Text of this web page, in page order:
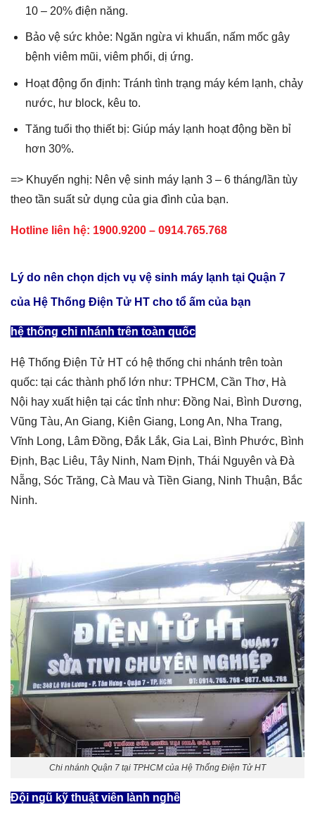
10 – 20% điện năng.
Bảo vệ sức khỏe: Ngăn ngừa vi khuẩn, nấm mốc gây
bệnh viêm mũi, viêm phổi, dị ứng.
Hoạt động ổn định: Tránh tình trạng máy kém lạnh, chảy
nước, hư block, kêu to.
Tăng tuổi thọ thiết bị: Giúp máy lạnh hoạt động bền bỉ
hơn 30%.
=> Khuyến nghị: Nên vệ sinh máy lạnh 3 – 6 tháng/lần tùy
theo tần suất sử dụng của gia đình của bạn.
Hotline liên hệ: 1900.9200 – 0914.765.768
Lý do nên chọn dịch vụ vệ sinh máy lạnh tại Quận 7
của Hệ Thống Điện Tử HT cho tổ ấm của bạn
hệ thống chi nhánh trên toàn quốc
Hệ Thống Điện Tử HT có hệ thống chi nhánh trên toàn
quốc: tại các thành phố lớn như: TPHCM, Cần Thơ, Hà
Nội hay xuất hiện tại các tỉnh như: Đồng Nai, Bình Dương,
Vũng Tàu, An Giang, Kiên Giang, Long An, Nha Trang,
Vĩnh Long, Lâm Đồng, Đắk Lắk, Gia Lai, Bình Phước, Bình
Định, Bạc Liêu, Tây Ninh, Nam Định, Thái Nguyên và Đà
Nẵng, Sóc Trăng, Cà Mau và Tiền Giang, Ninh Thuận, Bắc
Ninh.
Chi nhánh Quận 7 tại TPHCM của Hệ Thống Điện Tử HT
Đội ngũ kỹ thuật viên lành nghề